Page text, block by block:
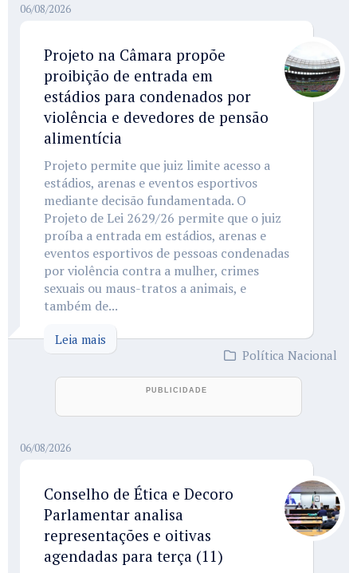
06/08/2026
Projeto na Câmara propõe
proibição de entrada em
estádios para condenados por
violência e devedores de pensão
alimentícia
Projeto permite que juiz limite acesso a
estádios, arenas e eventos esportivos
mediante decisão fundamentada. O
Projeto de Lei 2629/26 permite que o juiz
proíba a entrada em estádios, arenas e
eventos esportivos de pessoas condenadas
por violência contra a mulher, crimes
sexuais ou maus-tratos a animais, e
também de...
Leia mais
Política Nacional
06/08/2026
Conselho de Ética e Decoro
Parlamentar analisa
representações e oitivas
agendadas para terça (11)